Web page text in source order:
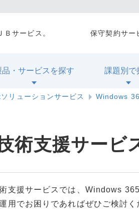
Ｂサービス。
品・サービスを探す 課題別で
保守契約サー
リューションサービス Windows
術支援サービ
支援サービスでは、Windows
用でお困りであればぜひご検討く